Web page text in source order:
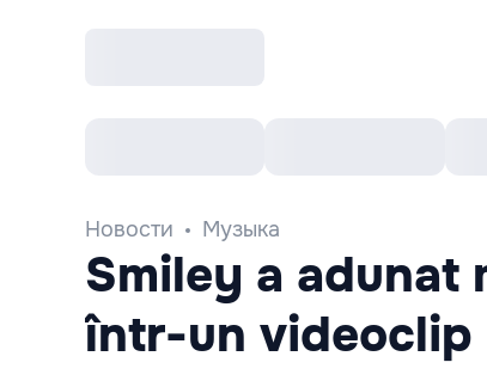
Новости Музыка
Smiley a adunat
într-un videoclip